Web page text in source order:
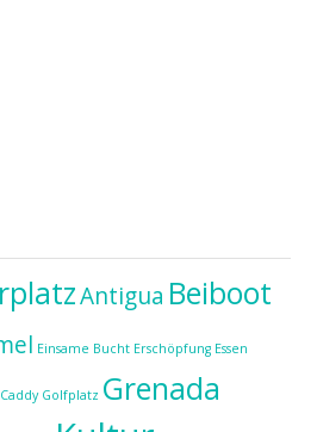
Antigua Beiboot
Einsame Bucht Erschöpfung Essen
Golfplatz Grenada